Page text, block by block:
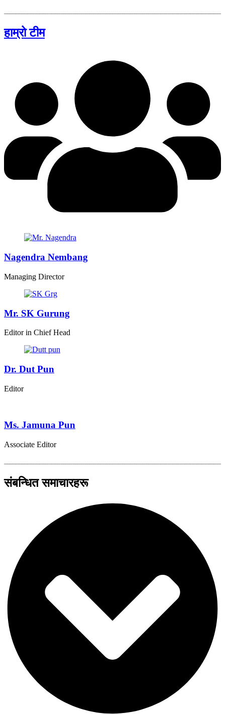
हाम्रो टीम
Nagendra Nembang
Managing Director
Mr. SK Gurung
Editor in Chief Head
Dr. Dut Pun
Editor
Ms. Jamuna Pun
Associate Editor
संबन्धित समाचारहरू